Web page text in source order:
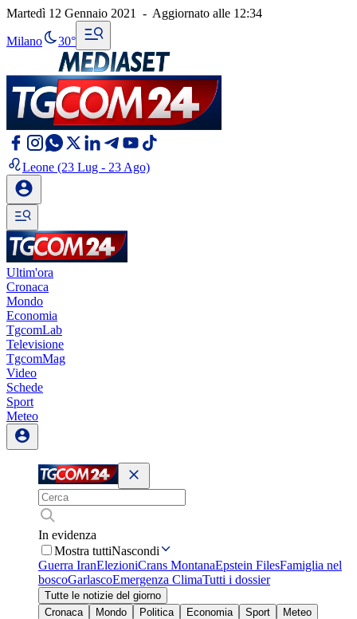
Martedì 12 Gennaio 2021 - Aggiornato alle 12:34
Milano 30°
Leone (23 Lug - 23 Ago)
Ultim'ora
Cronaca
Mondo
Economia
TgcomLab
Televisione
TgcomMag
Video
Schede
Sport
Meteo
In evidenza
Mostra tuttiNascondi
Guerra IranElezioniCrans MontanaEpstein FilesFamiglia nel
boscoGarlascoEmergenza ClimaTutti i dossier
Tutte le notizie del giorno
Cronaca
Mondo Politica Economia Sport
Meteo